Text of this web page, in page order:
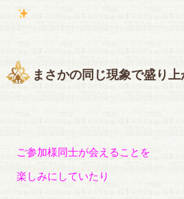
まさかの同じ現象で盛り
ご参加様同士が会えることを
楽しみにしていたり